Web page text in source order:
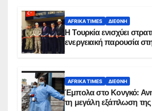
AFRIKA TIMES ΔΙΕΘΝΉ
Η Τουρκία ενισχύει
ενεργειακή παρουσία
AFRIKA TIMES ΔΙΕΘΝΉ
Έμπολα στο Κονγκό:
τη μεγάλη εξάπλωση της